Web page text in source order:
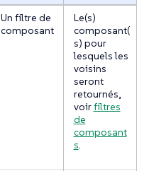
Un filtre de
composant
Le(s)
composant(
s) pour
lesquels les
voisins
seront
retournés,
voirfiltres
de
composant
s.